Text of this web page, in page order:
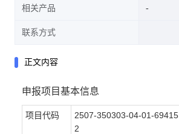
相关产品
联系方式
正文内容
申报项目基本信息
项目代码
2507-350303-04-01-69415
2